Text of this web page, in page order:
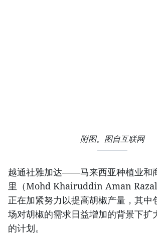
附图。图自互联网
越通社雅加达——马来西亚种植业和
里（Mohd Khairuddin Aman
正在加紧努力以提高胡椒产量，其中
场对胡椒的需求日益增加的背景下扩
的计划。